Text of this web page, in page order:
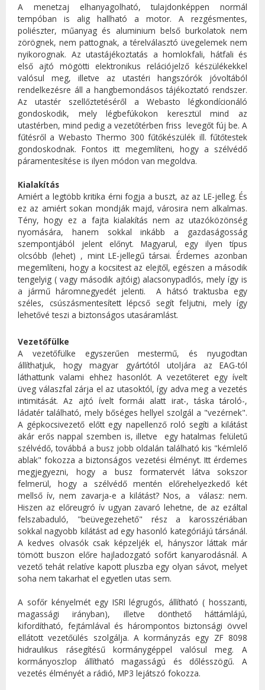
A menetzaj elhanyagolható, tulajdonképpen normál
tempóban is alig hallható a motor. A rezgésmentes,
poliészter, műanyag és aluminium belső burkolatok nem
zörögnek, nem pattognak, a térelválasztó üvegelemek nem
nyikorognak. Az utastájékoztatás a homlokfali, hátfali és
első ajtó mögötti elektronikus relációjelző készülékekkel
valósul meg, illetve az utastéri hangszórók jóvoltából
rendelkezésre áll a hangbemondásos tájékoztató rendszer.
Az utastér szellőztetéséről a Webasto légkondícionáló
gondoskodik, mely légbefúkokon keresztül mind az
utastérben, mind pedig a vezetőtérben friss levegőt fúj be. A
fűtésről a Webasto Thermo 300 fűtőkészülék ill. fűtőtestek
gondoskodnak. Fontos itt megemlíteni, hogy a szélvédő
páramentesítése is ilyen módon van megoldva.
Kialakítás
Amiért a legtöbb kritika érni fogja a buszt, az az LE-jelleg. És
ez az amiért sokan mondják majd, városira nem alkalmas.
Tény, hogy ez a fajta kialakítás nem az utazóközönség
nyomására, hanem sokkal inkább a gazdaságosság
szempontjából jelent előnyt. Magyarul, egy ilyen típus
olcsóbb (lehet) , mint LE-jellegű társai. Érdemes azonban
megemlíteni, hogy a kocsitest az elejtől, egészen a második
tengelyig ( vagy második ajtóig) alacsonypadlós, mely így is
a jármű háromnegyedét jelenti. A hátsó traktusba egy
széles, csúszásmentesített lépcső segít feljutni, mely így
lehetővé teszi a biztonságos utasáramlást.
Vezetőfülke
A vezetőfülke egyszerűen mestermű, és nyugodtan
állíthatjuk, hogy magyar gyártótól utoljára az EAG-tól
láthattunk valami ehhez hasonlót. A vezetőteret egy ívelt
üveg válaszfal zárja el az utasoktól, így adva meg a vezetés
intimitását. Az ajtó ívelt formái alatt irat-, táska tároló-,
ládatér található, mely bőséges hellyel szolgál a "vezérnek".
A gépkocsivezető előtt egy napellenző roló segíti a kilátást
akár erős nappal szemben is, illetve egy hatalmas felületű
szélvédő, továbbá a busz jobb oldalán található kis "kémlelő
ablak" fokozza a biztonságos vezetési élményt. Itt érdemes
megjegyezni, hogy a busz formatervét látva sokszor
felmerül, hogy a szélvédő mentén előrehelyezkedő két
mellső ív, nem zavarja-e a kilátást? Nos, a válasz: nem.
Hiszen az előreugró ív ugyan zavaró lehetne, de az ezáltal
felszabaduló, "beüvegezehető" rész a karosszériában
sokkal nagyobb kilátást ad egy hasonló kategóriájú társánál.
A kedves olvasók csak képzeljék el, hányszor láttak már
tömött buszon előre hajladozgató sofőrt kanyarodásnál. A
vezető tehát relatíve kapott pluszba egy olyan sávot, melyet
soha nem takarhat el egyetlen utas sem.
A sofőr kényelmét egy ISRI légrugós, állítható ( hosszanti,
magassági irányban), illetve dönthető háttámlájú,
kifordítható, fejtámlával és hárompontos biztonsági övvel
ellátott vezetőülés szolgálja. A kormányzás egy ZF 8098
hidraulikus rásegítésű kormánygéppel valósul meg. A
kormányoszlop állítható magasságú és dőlésszögű. A
vezetés élményét a rádió, MP3 lejátszó fokozza.